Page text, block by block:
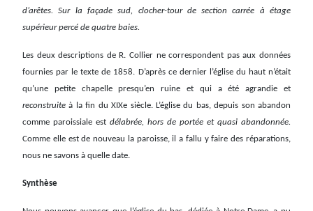
d’arêtes. Sur la façade sud, clocher-tour de section carrée à étage
supérieur percé de quatre baies.
Les deux descriptions de R. Collier ne correspondent pas aux données
fournies par le texte de 1858. D’après ce dernier l’église du haut n’était
qu’une petite chapelle presqu’en ruine et qui a été agrandie et
reconstruiteà la fin du XIXe siècle. L’église du bas, depuis son abandon
comme paroissiale est délabrée, hors de portée et quasi abandonnée.
Comme elle est de nouveau la paroisse, il a fallu y faire des réparations,
nous ne savons à quelle date.
Synthèse